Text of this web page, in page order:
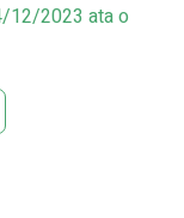
12/2023 ata o